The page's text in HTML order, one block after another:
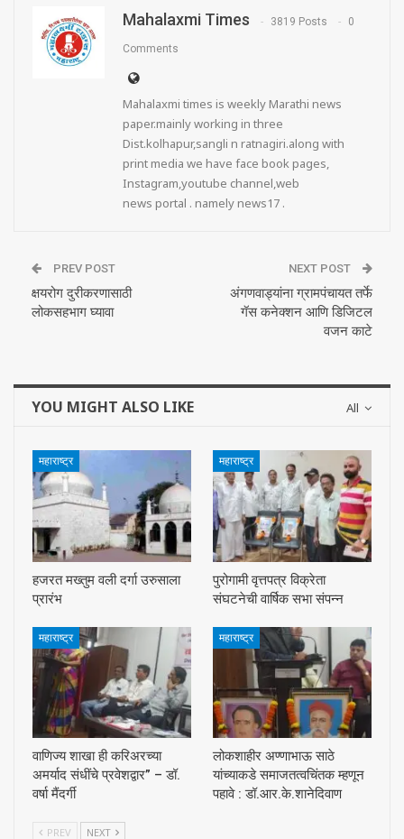
Mahalaxmi Times 3819 Posts 0
Comments
Mahalaxmi times is weekly Marathi news
paper.mainly working in three
Dist.kolhapur,sangli n ratnagiri.along with
print media we have face book pages,
Instagram,youtube channel,web
news portal . namely news17 .
PREV POST
क्षयरोग दुरीकरणासाठी
लोकसहभाग घ्यावा
NEXT POST
अंगणवाड्यांना ग्रामपंचायत तर्फे
गॅस कनेक्शन आणि डिजिटल
वजन काटे
All
YOU MIGHT ALSO LIKE
महाराष्ट्र
हजरत मख्तुम वली दर्गा उरुसाला
प्रारंभ
महाराष्ट्र
पुरोगामी वृत्तपत्र विक्रेता
संघटनेची वार्षिक सभा संपन्न
महाराष्ट्र
वाणिज्य शाखा ही करिअरच्या
अमर्याद संधींचे प्रवेशद्वार” – डॉ.
वर्षा मैंदर्गी
महाराष्ट्र
लोकशाहीर अण्णाभाऊ साठे
यांच्याकडे समाजतत्वचिंतक म्हणून
पहावे : डॉ.आर.के.शानेदिवाण
PREV NEXT